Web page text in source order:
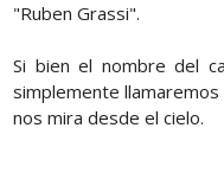
"Ruben Grassi".
Si bien el nombre del
simplemente
nos mira desde el cielo.